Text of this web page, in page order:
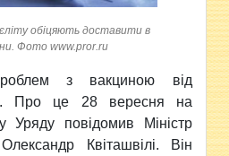
обіцяють доставити в
Фото www.pror.ru
з вакциною від
Про це 28 вересня на
Уряду повідомив Міністр
Квіташвілі. Він